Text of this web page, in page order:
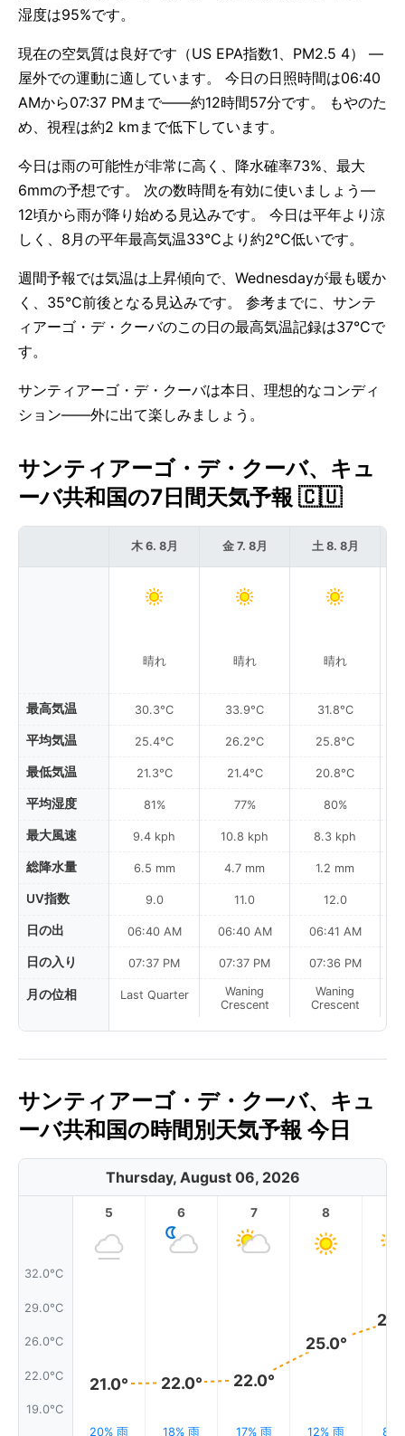
湿度は95%です。
現在の空気質は良好です（US EPA指数1、PM2.5 4） —
屋外での運動に適しています。 今日の日照時間は06:40
AMから07:37 PMまで——約12時間57分です。 もやのた
め、視程は約2 kmまで低下しています。
今日は雨の可能性が非常に高く、降水確率73%、最大
6mmの予想です。 次の数時間を有効に使いましょう—
12頃から雨が降り始める見込みです。 今日は平年より涼
しく、8月の平年最高気温33°Cより約2°C低いです。
週間予報では気温は上昇傾向で、Wednesdayが最も暖か
く、35°C前後となる見込みです。 参考までに、サンテ
ィアーゴ・デ・クーバのこの日の最高気温記録は37°Cで
す。
サンティアーゴ・デ・クーバは本日、理想的なコンディ
ション——外に出て楽しみましょう。
サンティアーゴ・デ・クーバ、キュ
ーバ共和国の7日間天気予報 🇨🇺
最高気温
平均気温
最低気温
平均湿度
最大風速
総降水量
UV指数
日の出
日の入り
月の位相
木 6. 8月
晴れ
30.3°C
25.4°C
21.3°C
81%
9.4 kph
6.5 mm
9.0
06:40 AM
07:37 PM
Last Quarter
金 7. 8月
晴れ
33.9°C
26.2°C
21.4°C
77%
10.8 kph
4.7 mm
11.0
06:40 AM
07:37 PM
Waning
Crescent
土 8. 8月
晴れ
31.8°C
25.8°C
20.8°C
80%
8.3 kph
1.2 mm
12.0
06:41 AM
07:36 PM
Waning
Crescent
サンティアーゴ・デ・クーバ、キュ
ーバ共和国の時間別天気予報 今日
Thursday, August 06, 2026
32.0°C
29.0°C
26.0°C
22.0°C
19.0°C
5
21.0°
20% 雨
6
22.0°
18% 雨
7
22.0°
17% 雨
8
25.0°
12% 雨 8%